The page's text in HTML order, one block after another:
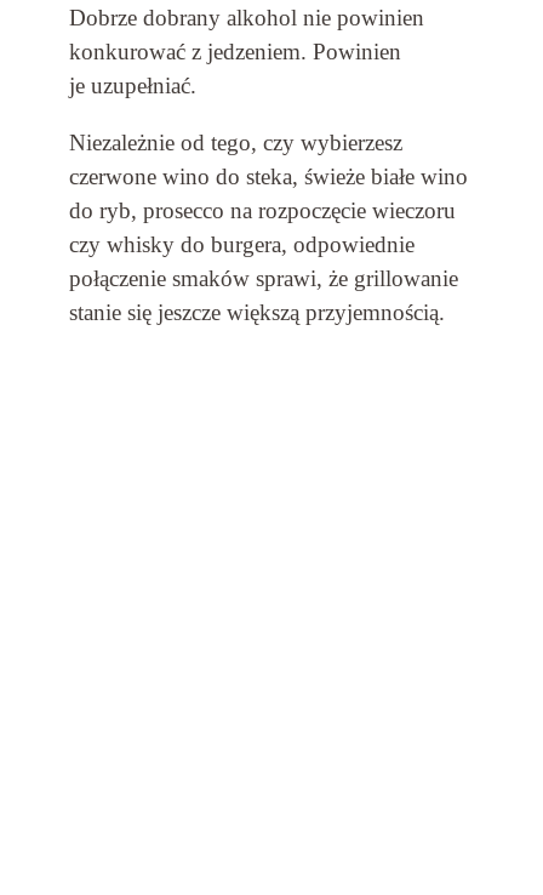
Dobrze dobrany alkohol nie powinien
konkurować z jedzeniem. Powinien
je uzupełniać.
Niezależnie od tego, czy wybierzesz
czerwone wino do steka, świeże białe wino
do ryb, prosecco na rozpoczęcie wieczoru
czy whisky do burgera, odpowiednie
połączenie smaków sprawi, że grillowanie
stanie się jeszcze większą przyjemnością.